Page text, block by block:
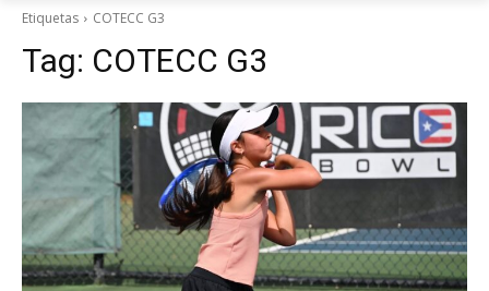
Etiquetas COTECC G3
Tag: COTECC G3